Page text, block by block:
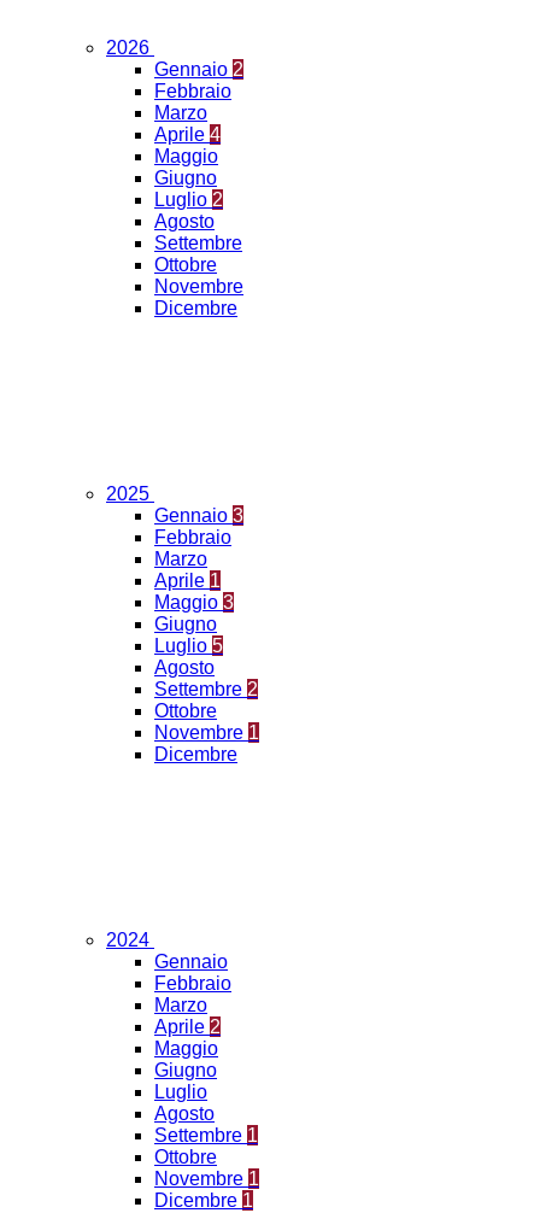
2026
Gennaio 2
Febbraio
Marzo
Aprile 4
Maggio
Giugno
Luglio 2
Agosto
Settembre
Ottobre
Novembre
Dicembre
2025
Gennaio 3
Febbraio
Marzo
Aprile 1
Maggio 3
Giugno
Luglio 5
Agosto
Settembre 2
Ottobre
Novembre 1
Dicembre
2024
Gennaio
Febbraio
Marzo
Aprile 2
Maggio
Giugno
Luglio
Agosto
Settembre 1
Ottobre
Novembre 1
Dicembre 1